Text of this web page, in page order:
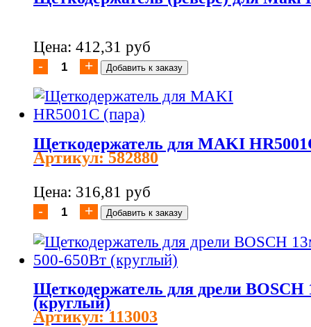
Цена: 412,31 руб
Щеткодержатель для MAKI
Артикул: 582880
Цена: 316,81 руб
Щеткодержатель для дрели BOSCH
(круглый)
Артикул: 113003